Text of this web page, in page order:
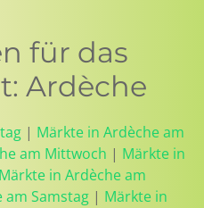
für das
Ardèche
| Märkte in Ardèche am
am Mittwoch | Märkte in
Märkte in Ardèche am
am Samstag | Märkte in